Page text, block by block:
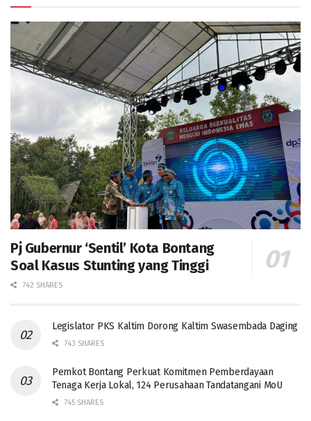
Pj Gubernur ‘Sentil’ Kota Bontang
Soal Kasus Stunting yang Tinggi
742 SHARES
Legislator PKS Kaltim Dorong Kaltim Swasembada Daging
743 SHARES
Pemkot Bontang Perkuat Komitmen Pemberdayaan
Tenaga Kerja Lokal, 124 Perusahaan Tandatangani MoU
745 SHARES